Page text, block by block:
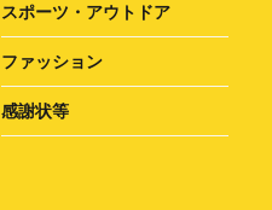
スポーツ・アウトドア
ファッション
感謝状等